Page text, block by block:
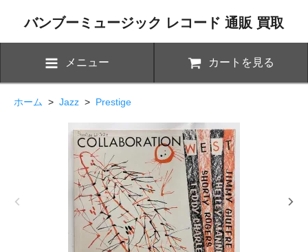
バンブーミュージック レコード 通販 買取
メニュー カートを見る
ホーム > Jazz > Prestige